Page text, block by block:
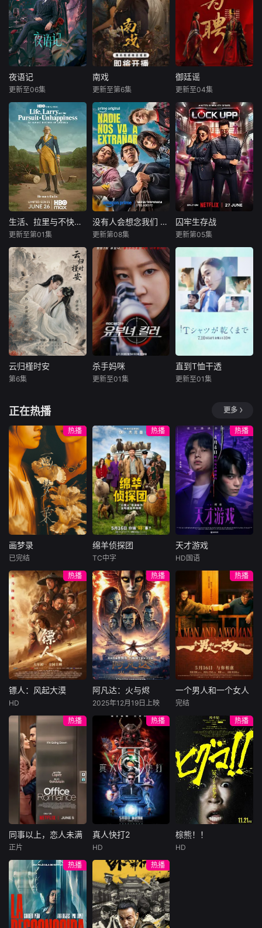
故事——用一场精
心策划的“夏令营”
完成复仇的受害
者；临终前与遗憾
和解的“无用之
人”；共享同一具躯
体的人格“刮刮
乐”；病床前不离不
人”；产后抑郁中自
我摧毁的“
侦支队在无普及监
控、无DNA鉴定技
术的支持下，通过
摸排、勘查等传统
刑侦手段，接连破
获数起重案要案的
艰难过程。案件设
计采用“积案牵现
90年代质感为基调
张启山（陈伟霆
饰）与吴老狗（曾
舜晞 饰）强强联
手，携手霍仙姑
（陈瑶 饰）与九门
诸人共赴冒险奇
局。一桩401部队
的神秘失踪事件，
天秘辛。生死抉
择、兄弟之情、门
派担当与家国大义
相互交织。九门众
人用热血和牺牲，
守护家园，共渡难
关。
夜语记
孙思凡
出身贫寒的酿酒师
叶小唯遭遇爱人程
桉、恩师林晚媚的
双重背叛。她从恨
意中涅槃重生，借
私生女桑落的身份
入住程家。她步步
为营，周旋在各怀
心思的豪门众人
间，引猎物上钩。
22岁的盛夏，终于
22岁的寒冬。踏过
荆棘，玫瑰终将滴
血盛开。
夜语记
更新至06集
南戏
吉舒亦
暂无简介
南戏
更新至第6集
御廷谣
梁永棋
改编自行烟烟
的同名小说。孟廷
辉，大平王朝有史
以来个以女子进士
科三元及第入翰林
院的奇女子。十年
前的她被他从死人
堆里救出来，蓬头
垢面口齿不清。十
年后的她才学满
女子进士科上大方
异彩，成为
御廷谣
更新至04集
生活、拉里与不快乐的追求：一部美国史
比尔·哈德尔
凯瑟琳·哈恩
作为美国建国250
周年的献礼，该剧
以拉里·大卫标志性
的冷幽默与全即兴
风格，通过情景喜
剧形式荒诞地重新
演绎美国历史上的
各个标志性时刻。
生活、拉里与不快乐的追求：一部美国史
更新至第01集
没有人会想念我们 第二季
Prime Video
宣布续订《没有人
会想念我们》第二
季。
没有人会想念我们 第二季
更新第08集
囚牢生存战
Netflix印度宣
布即将推出真人秀
节目《Lock U
p》。制作方在分
道：“准备好，Ne
囚牢生存战
更新第05集
云归槿时安
讲述了黎安城大郡
主棠溪槿与烈云峥
之间曲折动人的情
感，以及他们在复
杂局势中坚守初
心、勇敢面对困难
的爱情故事。通过
剧中主人公在成长
的道路上，经历复
杂的人物关系和情
感变化，无论命运
如何捉弄，真正的
力量皆来
云归槿时安
第6集
杀手妈咪
画。35岁的俞宝娜
过着相夫教子的普
通生活。表面上她
看起来温顺和善，
还很怕婆婆，真实
身份却是4年前突
然隐退的杀手“翠
鸟”。产假结束后，
她又开始执行各种
暗杀任务，目标都
是那些危害社会的
败类
杀手妈咪
更新至01集
直到T恤干透
40岁的杂志编
辑咲子（苍井优
饰）原本深信自己
拥有美满的婚姻，
但在卷入一场事故
后，她意外发现丈
夫在每个月“第3个
星期五”都有一段完
全对不上号的神秘
行踪。于是，在看
似美满的婚姻背
后，她将面对人性
中真实
直到T恤干透
更新至01集
正在热播 更多
热播
画梦录
林柏叡
民国的上海滩，身
怀绝技的孤女画师
许雁真，意外与身
陷危局的融汇银行
总账姜心羽产生交
集。姜心羽遭人陷
害，只得与许雁真
结盟，彼时银行欲
将国宝名画低价卖
给外国人，许雁真
仿造名画、偷天换
日。几经波折，两
人联手在各方势力
的夹缝间巧妙周
旋，共历险阻，破
解重重困境。
画梦录
已完结
热播
绵羊侦探团
尼可拉斯·博朗
尼古拉斯·加利齐纳
牧羊人乔治
（休·杰克曼饰）最
爱给羊群读侦探小
说，没想到自己有
一天会离奇死亡。
他留下的3000万
巨额遗产，让每个
人貌似都有犯罪动
机。警察毫无头绪
“不务正业”迈出牧
场，追查牧羊人“躺
平
绵羊侦探团
TC中字
热播
天才游戏
李蔓瑄
穷途末路的天才少
年刘全龙（彭昱畅
饰），被偏执富家
公子陈伦（丁禹兮
饰）选中，被迫踏
入一场为他量身打
造的“换命游戏”。
豪华别墅、名车名
表、神秘女友全部
备齐，在陈伦的精
瞬间拥有顶配人
生。
天才游戏
HD国语
热播
镖人：风起大漠
于适
大漠之上，镖人、
官府、西域五大家
族等多方势力盘根
错节、暗潮涌动。
“天字第二号逃犯”
刀马接下特殊押镖
任务，和同伴一起
从西域护镖远赴长
安。不料，他们的
护送对象竟是“天字
郎……天下熙熙皆
为利来，各方势力
闻风入局，抢镖厮
杀接连上演……
镖人：风起大漠
HD
热播
阿凡达：火与烬
佐伊·索尔达娜
西格妮·韦弗
影片聚焦杰克·萨利
与奈蒂莉一家的命
运起伏，在前作的
情感余波之上，深
刻描绘一个家族在
战火中如何成长、
并共同守护血脉相
连的情感纽带的历
程，从而将故事推
维度。此外，潘多
拉的全新领域也即
将揭晓
阿凡达：火与烬
2025年12月19日上映
热播
一个男人和一个女人
周汉宁
男人（黄渤
饰）和女人（倪妮
饰）飞机同时落
地，入住同一家酒
店，成为一墙之隔
的邻居。不够隔音
的房间暴露了男人
和女人因生活暂停
陷入的困境，健
康、家庭、婚姻、
一个男人和一个女人
完结
热播
同事以上，恋人未满
布雷特·戈德斯坦
贝蒂·吉尔平
洛佩兹饰演的航空
公司 和戈德斯坦饰
演的律师因职业合
同事以上，恋人未满
正片
热播
真人快打2
阿德莱恩·鲁道夫
杰西卡·麦克娜美
过气好莱坞演
员强尼·凯奇（卡尔·
厄本饰）被意外选
真人快打2
HD
热播
棕熊！！
棕熊！！
HD
热播
热播